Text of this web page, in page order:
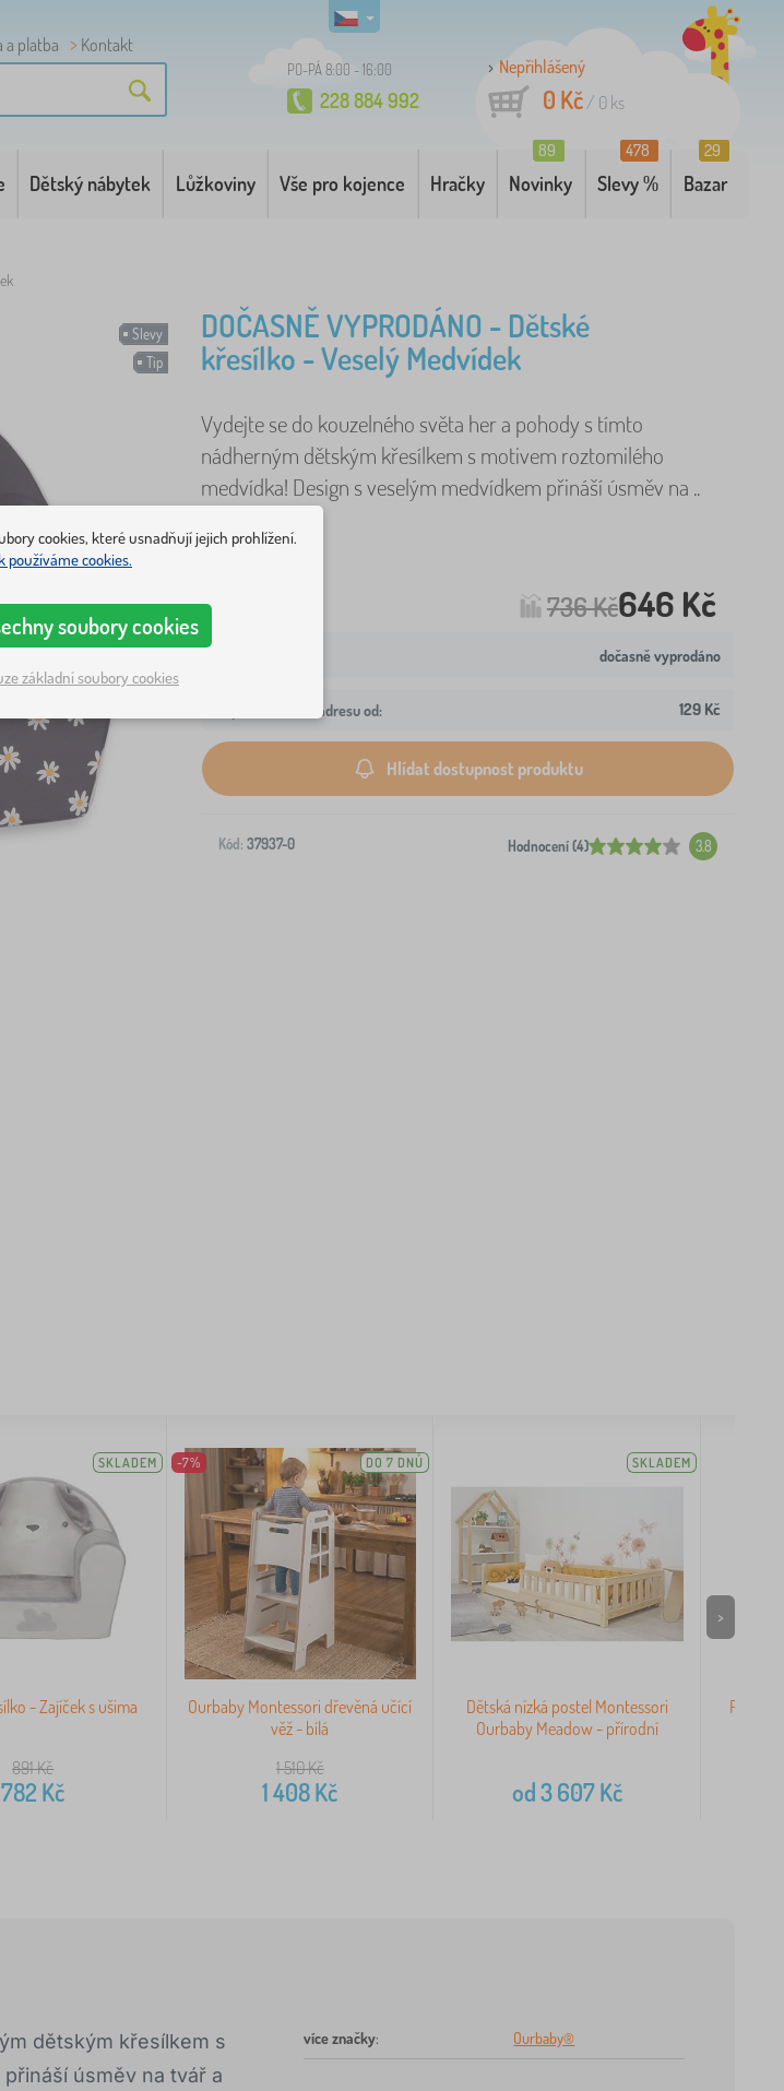
a platba Kontakt
PO-PÁ 8:00 - 16:00
228 884 992
Nepřihlášený
0 Kč/ 0 ks
Dětský nábytek Lůžkoviny Vše pro kojence Hračky Novinky
89
Slevy %
478
Bazar
29
Slevy
Tip
DOČASNĚ VYPRODÁNO - Dětské
křesílko - Veselý Medvídek
Vydejte se do kouzelného světa her a pohody s tímto
nádherným dětským křesílkem s motivem roztomilého
medvídka! Design s veselým medvídkem přináší úsměv na ..
736 Kč646 Kč
dočasně vyprodáno
Doprava na Vaši adresu od: 129 Kč
Hlídat dostupnost produktu
Kód: 37937-0 Hodnocení (4) 3.8
SKLADEM
- Zajíček s ušima
891Kč
782 Kč
-7% DO 7 DNŮ
Ourbaby Montessori dřevěná učící
věž - bílá
1 510Kč
1 408Kč
SKLADEM
Dětská nízká postel Montessori
Ourbaby Meadow - přírodní
od3 607Kč
>
dětským křesílkem s
úsměv na tvář a
více značky: Ourbaby®
cookies, které usnadňují jejich prohlížení.
používáme cookies.
soubory cookies
základní soubory cookies